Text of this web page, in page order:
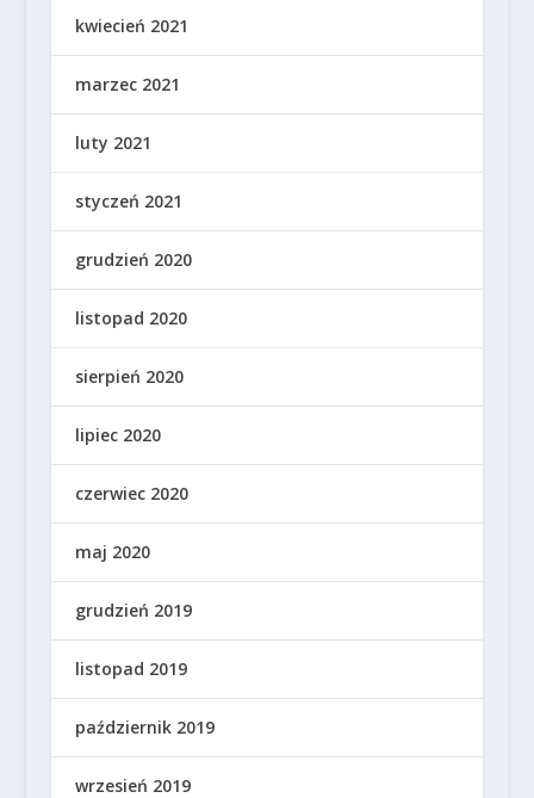
kwiecień 2021
marzec 2021
luty 2021
styczeń 2021
grudzień 2020
listopad 2020
sierpień 2020
lipiec 2020
czerwiec 2020
maj 2020
grudzień 2019
listopad 2019
październik 2019
wrzesień 2019